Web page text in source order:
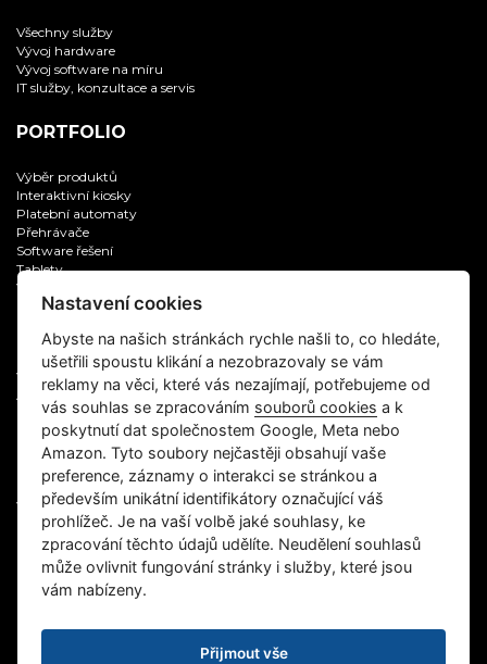
Všechny služby
Vývoj hardware
Vývoj software na míru
IT služby, konzultace a servis
PORTFOLIO
Výběr produktů
Interaktivní kiosky
Platební automaty
Přehrávače
Software řešení
Tablety
Venkovní použití
REFERENCE
Všechny reference
Aplikační software
Digitální zobrazovače
Informační kiosky
IT servis, supervize
Multimedia
Samoobslužné platební automaty
Vývoj software na zakázku
CZECH KIOSK
O nás
Kariéra
Nastavení cookies
Abyste na našich stránkách rychle našli to, co hledáte,
ušetřili spoustu klikání a nezobrazovaly se vám
reklamy na věci, které vás nezajímají, potřebujeme od
vás souhlas se zpracováním souborů cookies a k
poskytnutí dat společnostem Google, Meta nebo
Amazon. Tyto soubory nejčastěji obsahují vaše
preference, záznamy o interakci se stránkou a
především unikátní identifikátory označující váš
prohlížeč. Je na vaší volbě jaké souhlasy, ke
zpracování těchto údajů udělíte. Neudělení souhlasů
může ovlivnit fungování stránky i služby, které jsou
vám nabízeny.
Přijmout vše